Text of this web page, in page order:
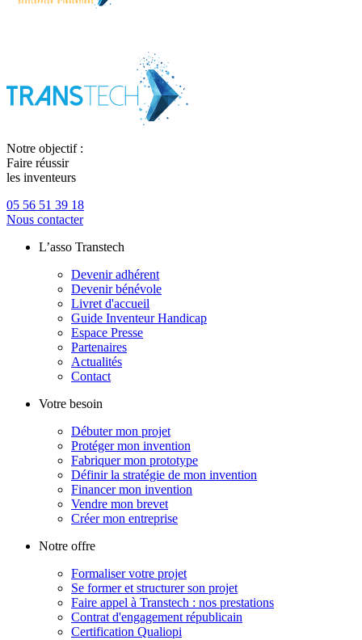
Notre objectif :
Faire réussir
les inventeurs
05 56 51 39 18
Nous contacter
L’asso Transtech
Devenir adhérent
Devenir bénévole
Livret d'accueil
Guide Inventeur Handicap
Espace Presse
Partenaires
Actualités
Contact
Votre besoin
Débuter mon projet
Protéger mon invention
Fabriquer mon prototype
Définir la stratégie de mon invention
Financer mon invention
Vendre mon brevet
Créer mon entreprise
Notre offre
Formaliser votre projet
Se former et structurer son projet
Faire appel à Transtech : nos prestations
Contrat d'engagement républicain
Certification Qualiopi